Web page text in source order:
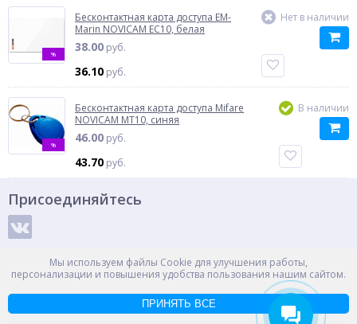
%
Бесконтактная карта доступа EM-
Marin NOVICAM EC10, белая
38.00 руб.
36.10 руб.
Нет в наличии
%
Бесконтактная карта доступа Mifare
NOVICAM MT10, синяя
46.00 руб.
43.70 руб.
В наличии
Мы используем файлы Cookie для улучшения работы,
персонализации и повышения удобства пользования нашим сайтом.
ПРИНЯТЬ ВСЕ
Присоединяйтесь
Способы оплаты